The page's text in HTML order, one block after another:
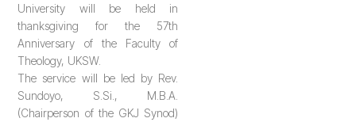
University will be held in
thanksgiving for the 57th
Anniversary of the Faculty of
Theology, UKSW.
The service will be led by Rev.
Sundoyo, S.Si., M.B.A.
(Chairperson of the GKJ Synod)